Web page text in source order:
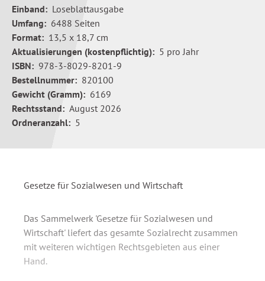
Einband: Loseblattausgabe
Umfang: 6488 Seiten
Format: 13,5 x 18,7 cm
Aktualisierungen (kostenpflichtig): 5 pro Jahr
ISBN: 978-3-8029-8201-9
Bestellnummer: 820100
Gewicht (Gramm): 6169
Rechtsstand: August 2026
Ordneranzahl: 5
Gesetze für Sozialwesen und Wirtschaft
Das Sammelwerk 'Gesetze für Sozialwesen und
Wirtschaft' liefert das gesamte Sozialrecht zusammen
mit weiteren wichtigen Rechtsgebieten aus einer
Hand.